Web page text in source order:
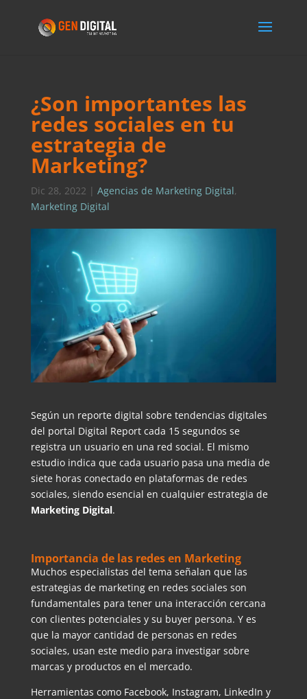
¿Son importantes las
redes sociales en tu
estrategia de
Marketing?
Dic 28, 2022 | Agencias de Marketing Digital,
Marketing Digital
Según un reporte digital sobre tendencias digitales
del portal Digital Report cada 15 segundos se
registra un usuario en una red social. El mismo
estudio indica que cada usuario pasa una media de
siete horas conectado en plataformas de redes
sociales, siendo esencial en cualquier estrategia de
Marketing Digital.
Importancia de las redes en Marketing
Muchos especialistas del tema señalan que las
estrategias de marketing en redes sociales son
fundamentales para tener una interacción cercana
con clientes potenciales y su buyer persona. Y es
que la mayor cantidad de personas en redes
sociales, usan este medio para investigar sobre
marcas y productos en el mercado.
Herramientas como Facebook, Instagram, LinkedIn y